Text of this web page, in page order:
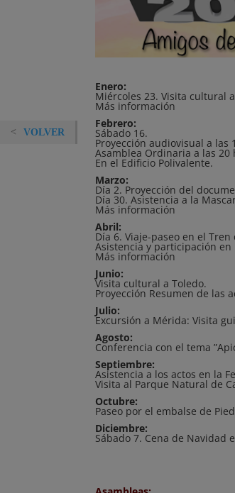
Enero:
Miércoles 23. Visita cultural
Más información
Febrero:
Sábado 16.
Proyección audiovisual a las
Asamblea Ordinaria a las 20
En el Edificio Polivalente.
Marzo:
Día 2. Proyección del
Día 30. Asistencia a la
Más información
Abril:
Día 6. Viaje-paseo en el
Asistencia y participación en
Más información
Junio:
Visita cultural a Toledo.
Proyección Resumen de las
Julio:
Excursión a Mérida: Visita
Agosto:
Conferencia con el tema
Septiembre:
Asistencia a los actos en la
Visita al Parque Natural de
Octubre:
Paseo por el embalse de
Diciembre:
Sábado 7. Cena de Navidad
VOLVER